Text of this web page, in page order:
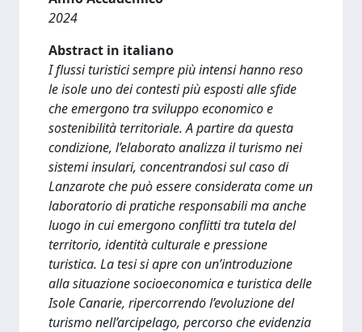
2024
Abstract in italiano
I flussi turistici sempre più intensi hanno reso
le isole uno dei contesti più esposti alle sfide
che emergono tra sviluppo economico e
sostenibilità territoriale. A partire da questa
condizione, l’elaborato analizza il turismo nei
sistemi insulari, concentrandosi sul caso di
Lanzarote che può essere considerata come un
laboratorio di pratiche responsabili ma anche
luogo in cui emergono conflitti tra tutela del
territorio, identità culturale e pressione
turistica. La tesi si apre con un’introduzione
alla situazione socioeconomica e turistica delle
Isole Canarie, ripercorrendo l’evoluzione del
turismo nell’arcipelago, percorso che evidenzia